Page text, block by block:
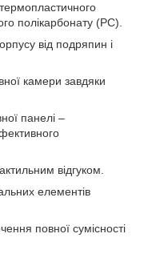
полікарбонату (PC).
від подряпин і
камери завдяки
панелі –
відгуком.
елементів
повної сумісності